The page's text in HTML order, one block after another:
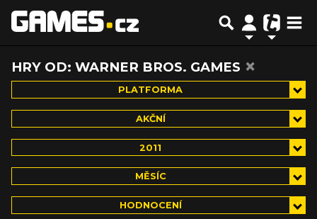
HRY OD: WARNER BROS. GAMES ×
PLATFORMA
AKČNÍ
2011
MĚSÍC
HODNOCENÍ